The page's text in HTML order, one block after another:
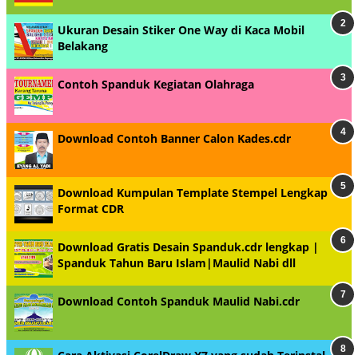
Ukuran Desain Stiker One Way di Kaca Mobil
Belakang
Contoh Spanduk Kegiatan Olahraga
Download Contoh Banner Calon Kades.cdr
Download Kumpulan Template Stempel Lengkap
Format CDR
Download Gratis Desain Spanduk.cdr lengkap |
Spanduk Tahun Baru Islam|Maulid Nabi dll
Download Contoh Spanduk Maulid Nabi.cdr